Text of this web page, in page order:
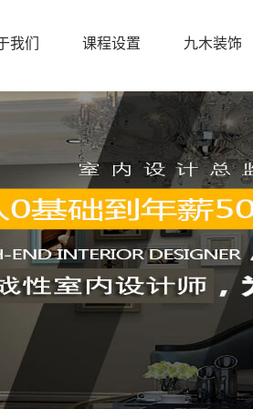
我们 课程设置 九木装饰